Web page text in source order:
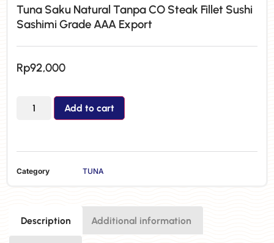
Tuna Saku Natural Tanpa CO Steak Fillet Sushi
Sashimi Grade AAA Export
Rp92,000
Add to cart
Category TUNA
Description Additional information